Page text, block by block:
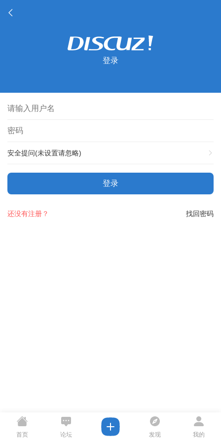
登录
安全提问(未设置请忽略)
登录
找回密码
还没有注册？
首页 论坛 发现 我的